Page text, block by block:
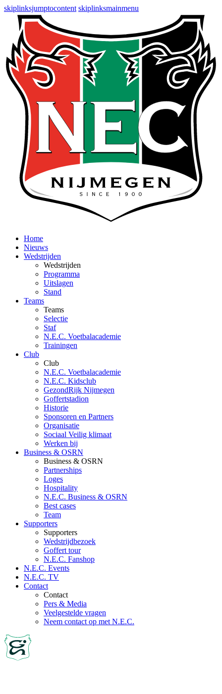
skiplinksjumptocontent skiplinksmainmenu
Home
Nieuws
Wedstrijden
Wedstrijden
Programma
Uitslagen
Stand
Teams
Teams
Selectie
Staf
N.E.C. Voetbalacademie
Trainingen
Club
Club
N.E.C. Voetbalacademie
N.E.C. Kidsclub
GezondRijk Nijmegen
Goffertstadion
Historie
Sponsoren en Partners
Organisatie
Sociaal Veilig klimaat
Werken bij
Business & OSRN
Business & OSRN
Partnerships
Loges
Hospitality
N.E.C. Business & OSRN
Best cases
Team
Supporters
Supporters
Wedstrijdbezoek
Goffert tour
N.E.C. Fanshop
N.E.C. Events
N.E.C. TV
Contact
Contact
Pers & Media
Veelgestelde vragen
Neem contact op met N.E.C.